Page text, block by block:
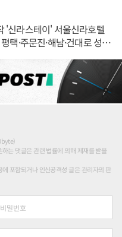
'신라스테이' 서울신라호텔
택·주문진·해남·건대로 성
는 댓글은 관련 법률에 의해 제재를 받을
포함되거나 인신공격성 글은 관리자의 판